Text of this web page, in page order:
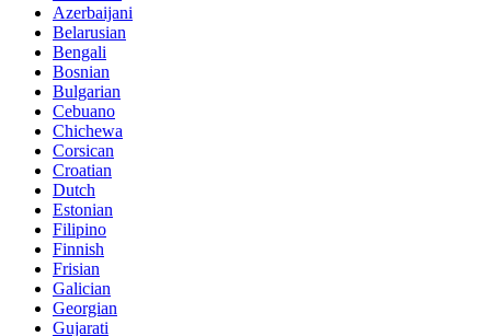
Azerbaijani
Belarusian
Bengali
Bosnian
Bulgarian
Cebuano
Chichewa
Corsican
Croatian
Dutch
Estonian
Filipino
Finnish
Frisian
Galician
Georgian
Gujarati